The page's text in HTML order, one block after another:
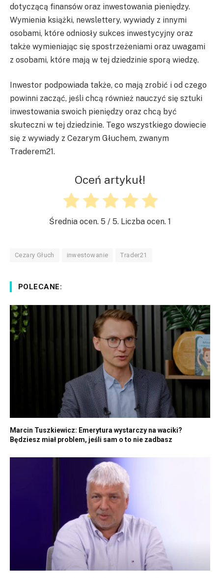
dotyczącą finansów oraz inwestowania pieniędzy.
Wymienia książki, newslettery, wywiady z innymi
osobami, które odniosły sukces inwestycyjny oraz
także wymieniając się spostrzeżeniami oraz uwagami
z osobami, które mają w tej dziedzinie sporą wiedzę.
Inwestor podpowiada także, co mają zrobić i od czego
powinni zacząć, jeśli chcą również nauczyć się sztuki
inwestowania swoich pieniędzy oraz chcą być
skuteczni w tej dziedzinie. Tego wszystkiego dowiecie
się z wywiady z Cezarym Głuchem, zwanym
Traderem21.
Oceń artykuł!
Średnia ocen. 5 / 5. Liczba ocen. 1
Cezary Głuch inwestowanie Trader21
POLECANE:
Marcin Tuszkiewicz: Emerytura wystarczy na waciki?
Będziesz miał problem, jeśli sam o to nie zadbasz